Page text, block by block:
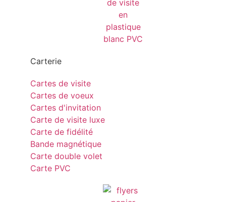
Carterie
Cartes de visite
Cartes de voeux
Cartes d'invitation
Carte de visite luxe
Carte de fidélité
Bande magnétique
Carte double volet
Carte PVC